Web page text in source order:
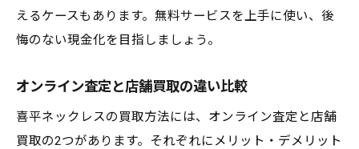
えるケースもあります。無料サービスを上手に使い、後
悔のない現金化を目指しましょう。
オンライン査定と店舗買取の違い比較
喜平ネックレスの買取方法には、オンライン査定と店舗
買取の2つがあります。それぞれにメリット・デメリット